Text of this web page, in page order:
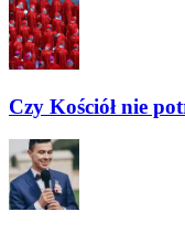
Czy Kościół nie